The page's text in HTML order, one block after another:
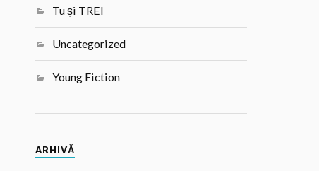
Tu și TREI
Uncategorized
Young Fiction
ARHIVĂ